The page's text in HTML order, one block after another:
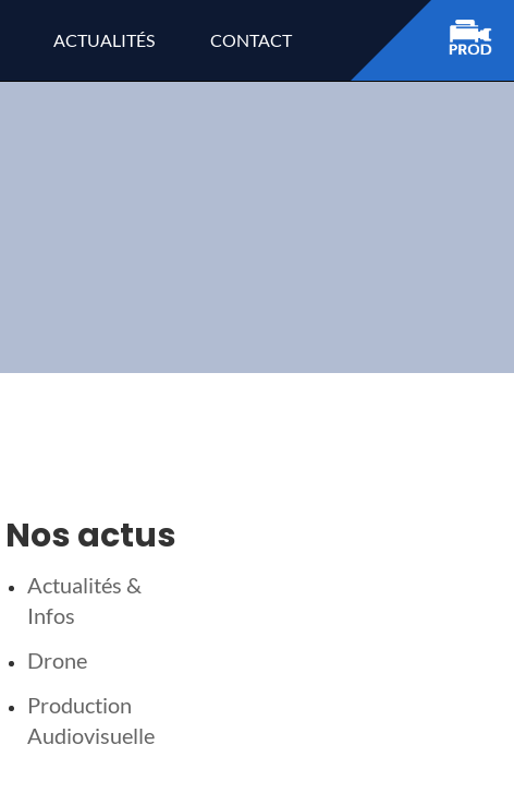
ACTUALITÉS CONTACT
Nos actus
Actualités &
Infos
Drone
Production
Audiovisuelle